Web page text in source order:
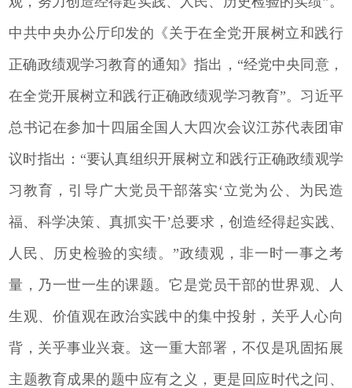
中共中央办公厅印发的《关于在全党开展树立和践行
正确政绩观学习教育的通知》指出，“经党中央同意，
在全党开展树立和践行正确政绩观学习教育”。习近平
总书记在参加十四届全国人大四次会议江苏代表团审
议时指出：“要认真组织开展树立和践行正确政绩观学
习教育，引导广大党员干部落实‘立党为公、为民造
福、科学决策、真抓实干’总要求，创造经得起实践、
人民、历史检验的实绩。”政绩观，非一时一事之考
量，乃一世一生的课题。它是党员干部的世界观、人
生观、价值观在政治实践中的集中投射，关乎人心向
背，关乎事业兴衰。这一重大部署，不仅是巩固拓展
主题教育成果的题中应有之义，更是回应时代之问、